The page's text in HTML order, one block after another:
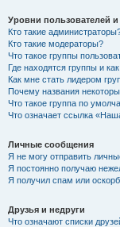
Уровни пользователей
Кто такие
Кто такие модераторы?
Что такое группы
Где находятся группы и
Как мне стать лидером
Почему названия
Что такое группа по
Что означает ссылка
Личные сообщения
Я не могу отправить
Я постоянно получаю
Я получил спам или
Друзья и недруги
Что означают списки